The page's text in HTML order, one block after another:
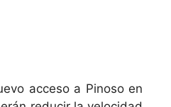
acceso a Pinoso en